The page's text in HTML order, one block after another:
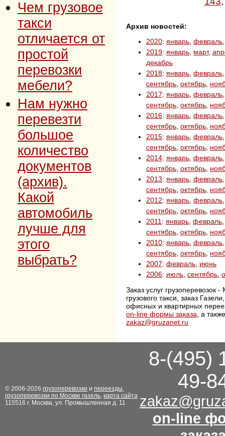
Чем грузовое
такси
отличается от
простой
перевозки
мебели?
Нам нужно
перевезти
большое
количество
документов
(архив).
Какой
автомобиль
лучше для
этого
выбрать?
Архив новостей:
2020: январь февраль
2019: январь март,
декабрь
2018: январь февраль
сентябрь октябрь
2017: январь февраль
сентябрь октябрь
2016: январь февраль
сентябрь октябрь
2015: январь февраль
сентябрь октябрь
2014: январь февраль
сентябрь октябрь
2013: январь февраль
сентябрь октябрь
2012: январь февраль
сентябрь октябрь
2011 : январь февраль
сентябрь октябрь
2010: январь февраль
сентябрь октябрь
2007: февраль июнь
2006: июль сентябрь
Заказ услуг грузоперевозок
грузового такси, заказ
офисных и квартирных
on-line формы заказа , а
zakaz@gruzanet.ru
© 2006-2026 грузоперевозки и переезды,
грузоперевозки по Москве газель, карта сайта
115516 г. Москва, ул. Промышленная д. 11
8-(495)
49-
on-line